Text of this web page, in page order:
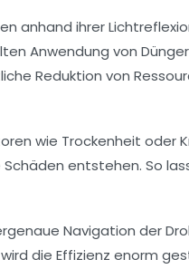
anhand ihrer
Anwendung von
Reduktion von
wie Trockenheit oder
entstehen. So
Navigation der
die Effizienz enorm